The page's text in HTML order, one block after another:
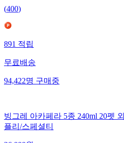
(400)
891적립
무료배송
94,422명구매중
빙그레 아카페라 5종 240ml 20펫
플리/스페셜티